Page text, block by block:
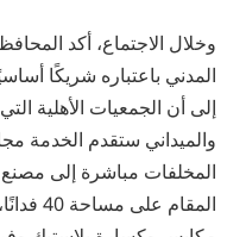
وخلال الاجتماع، أكد
المدني باعتباره شريكًا
إلى أن الجمعيات الأهلية
والميداني ستقدم الخدمة
المخلفات مباشرة إلى مصنع